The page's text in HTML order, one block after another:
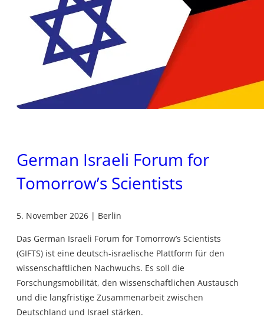
German Israeli Forum for
Tomorrow’s Scientists
5. November 2026 | Berlin
Das German Israeli Forum for Tomorrow’s Scientists
(GIFTS) ist eine deutsch-israelische Plattform für den
wissenschaftlichen Nachwuchs. Es soll die
Forschungsmobilität, den wissenschaftlichen Austausch
und die langfristige Zusammenarbeit zwischen
Deutschland und Israel stärken.